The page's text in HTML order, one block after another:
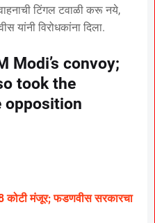
टिंगल टवाळी करू नये,
यांनी विरोधकांना दिला.
Modi’s convoy;
took the
opposition
कोटी मंजूर; फडणवीस सरकारचा